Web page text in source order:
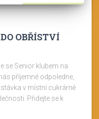
OBŘÍSTVÍ
se Senior klubem na
příjemné odpoledne,
v místní cukrárně
Přidejte se k